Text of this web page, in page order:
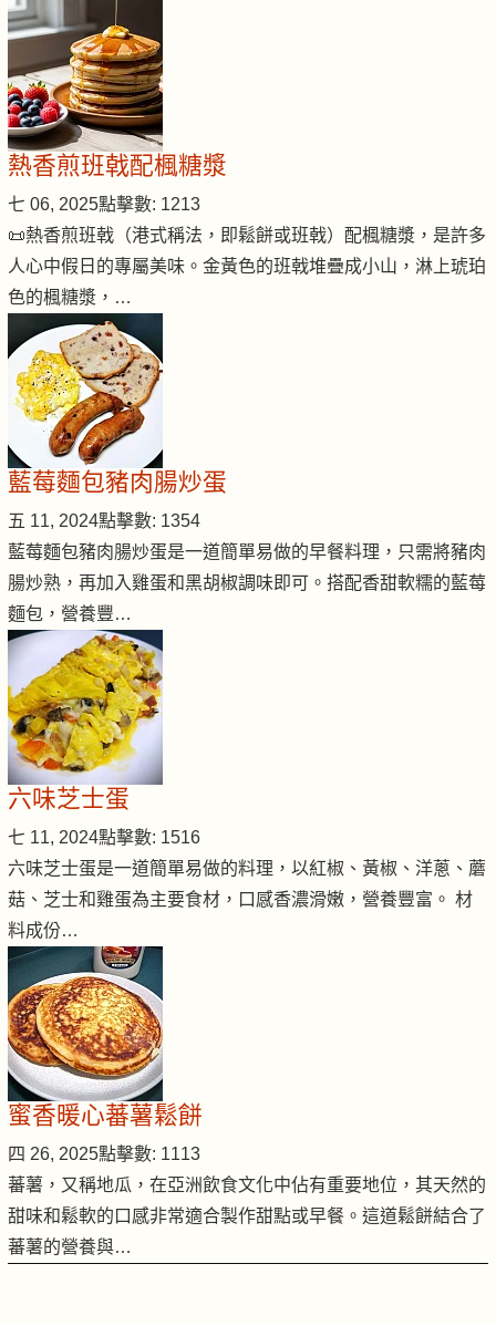
熱香煎班戟配楓糖漿
七 06, 2025點擊數: 1213
📜熱香煎班戟（港式稱法，即鬆餅或班戟）配楓糖漿，是許多
人心中假日的專屬美味。金黃色的班戟堆疊成小山，淋上琥珀
色的楓糖漿，…
藍莓麵包豬肉腸炒蛋
五 11, 2024點擊數: 1354
藍莓麵包豬肉腸炒蛋是一道簡單易做的早餐料理，只需將豬肉
腸炒熟，再加入雞蛋和黑胡椒調味即可。搭配香甜軟糯的藍莓
麵包，營養豐…
六味芝士蛋
七 11, 2024點擊數: 1516
六味芝士蛋是一道簡單易做的料理，以紅椒、黃椒、洋蔥、蘑
菇、芝士和雞蛋為主要食材，口感香濃滑嫩，營養豐富。 材
料成份…
蜜香暖心蕃薯鬆餅
四 26, 2025點擊數: 1113
蕃薯，又稱地瓜，在亞洲飲食文化中佔有重要地位，其天然的
甜味和鬆軟的口感非常適合製作甜點或早餐。這道鬆餅結合了
蕃薯的營養與…